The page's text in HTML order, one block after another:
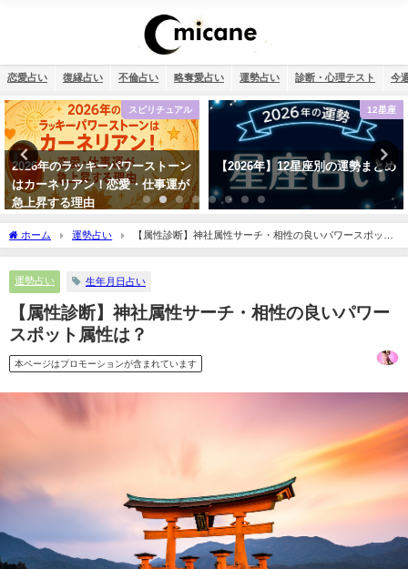
恋愛占い 復縁占い 不倫占い 略奪愛占い 運勢占い 診断・心理テスト 今
リチュアル
ストーン
仕事運が
12星座
【2026年】12星座別の運勢まとめ
相性占い・既婚者なの
この恋愛は上手くいく
ホーム 運勢占い
【属性診断】神社属性サーチ・相性の良いパワースポット
属性は？
運勢占い 生年月日占い
【属性診断】神社属性サーチ・相性の良いパワー
スポット属性は？
本ページはプロモーションが含まれています